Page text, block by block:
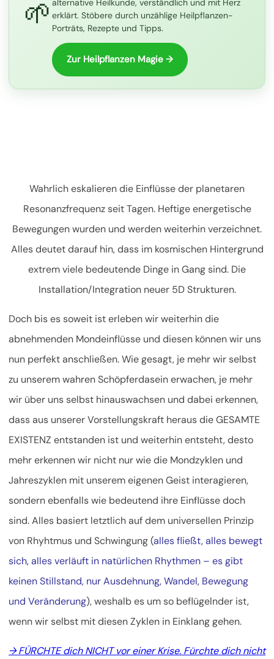
🌱 alternative Heilkunde, verständlich und mit Herz
erklärt. Stöbere durch unzählige Heilpflanzen-
Porträts, Rezepte und Tipps.
Zur Heilpflanzen Magie →
Wahrlich eskalieren die Einflüsse der planetaren
Resonanzfrequenz seit Tagen. Heftige energetische
Bewegungen wurden und werden weiterhin verzeichnet.
Alles deutet darauf hin, dass im kosmischen Hintergrund
extrem viele bedeutende Dinge in Gang sind. Die
Installation/Integration neuer 5D Strukturen.
Doch bis es soweit ist erleben wir weiterhin die
abnehmenden Mondeinflüsse und diesen können wir uns
nun perfekt anschließen. Wie gesagt, je mehr wir selbst
zu unserem wahren Schöpferdasein erwachen, je mehr
wir über uns selbst hinauswachsen und dabei erkennen,
dass aus unserer Vorstellungskraft heraus die GESAMTE
EXISTENZ entstanden ist und weiterhin entsteht, desto
mehr erkennen wir nicht nur wie die Mondzyklen und
Jahreszyklen mit unserem eigenen Geist interagieren,
sondern ebenfalls wie bedeutend ihre Einflüsse doch
sind. Alles basiert letztlich auf dem universellen Prinzip
von Rhyhtmus und Schwingung (alles fließt, alles bewegt
sich, alles verläuft in natürlichen Rhythmen – es gibt
keinen Stillstand, nur Ausdehnung, Wandel, Bewegung
und Veränderung), weshalb es um so beflügelnder ist,
wenn wir selbst mit diesen Zyklen in Einklang gehen.
→ FÜRCHTE dich NICHT vor einer Krise. Fürchte dich nicht